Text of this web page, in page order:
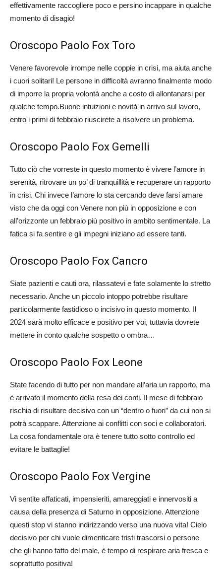
effettivamente raccogliere poco e persino incappare in qualche
momento di disagio!
Oroscopo Paolo Fox Toro
Venere favorevole irrompe nelle coppie in crisi, ma aiuta anche
i cuori solitari! Le persone in difficoltà avranno finalmente modo
di imporre la propria volontà anche a costo di allontanarsi per
qualche tempo.Buone intuizioni e novità in arrivo sul lavoro,
entro i primi di febbraio riuscirete a risolvere un problema.
Oroscopo Paolo Fox Gemelli
Tutto ciò che vorreste in questo momento è vivere l’amore in
serenità, ritrovare un po’ di tranquillità e recuperare un rapporto
in crisi. Chi invece l’amore lo sta cercando deve farsi amare
visto che da oggi con Venere non più in opposizione e con
all’orizzonte un febbraio più positivo in ambito sentimentale. La
fatica si fa sentire e gli impegni iniziano ad essere tanti.
Oroscopo Paolo Fox Cancro
Siate pazienti e cauti ora, rilassatevi e fate solamente lo stretto
necessario. Anche un piccolo intoppo potrebbe risultare
particolarmente fastidioso o incisivo in questo momento. Il
2024 sarà molto efficace e positivo per voi, tuttavia dovrete
mettere in conto qualche sospetto o ombra…
Oroscopo Paolo Fox Leone
State facendo di tutto per non mandare all’aria un rapporto, ma
è arrivato il momento della resa dei conti. Il mese di febbraio
rischia di risultare decisivo con un “dentro o fuori” da cui non si
potrà scappare. Attenzione ai conflitti con soci e collaboratori.
La cosa fondamentale ora è tenere tutto sotto controllo ed
evitare le battaglie!
Oroscopo Paolo Fox Vergine
Vi sentite affaticati, impensieriti, amareggiati e innervositi a
causa della presenza di Saturno in opposizione. Attenzione
questi stop vi stanno indirizzando verso una nuova vita! Cielo
decisivo per chi vuole dimenticare tristi trascorsi o persone
che gli hanno fatto del male, è tempo di respirare aria fresca e
soprattutto positiva!